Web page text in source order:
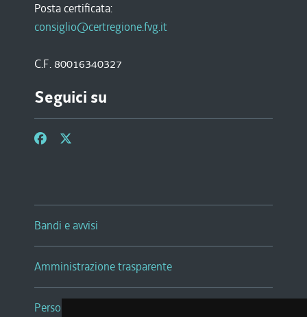
Posta certificata:
consiglio@certregione.fvg.it
C.F. 80016340327
Seguici su
Bandi e avvisi
Amministrazione trasparente
Persone e Uffici